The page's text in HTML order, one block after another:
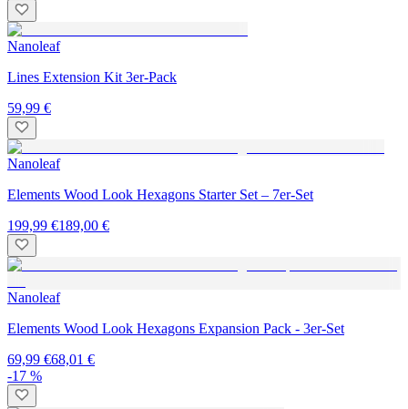
Nanoleaf
Lines Extension Kit 3er-Pack
59,99 €
Nanoleaf
Elements Wood Look Hexagons Starter Set – 7er-Set
199,99 €189,00 €
Nanoleaf
Elements Wood Look Hexagons Expansion Pack - 3er-Set
69,99 €68,01 €
-17 %